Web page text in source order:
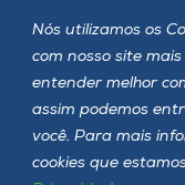
Nós utilizamos os
com nosso site
entender melhor
assim podemos
você. Para mais
cookies que
Siga a